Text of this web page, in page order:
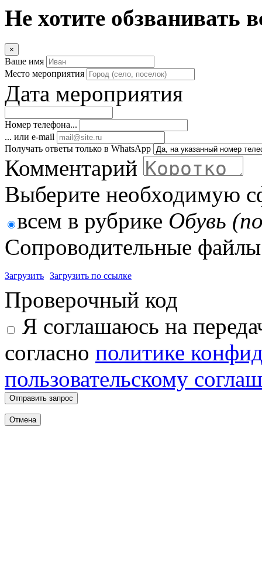
Не хотите обзванивать
×
Ваше имя
Место мероприятия
Дата мероприятия
Номер телефона...
... или e-mail
Получать ответы только в WhatsApp
Комментарий
Выберите необходимую
всем в рубрике Обувь
Сопроводительные
Загрузить Загрузить по ссылке
Проверочный код
Я соглашаюсь на
согласно политике
пользовательскому
Отправить запрос
Отмена